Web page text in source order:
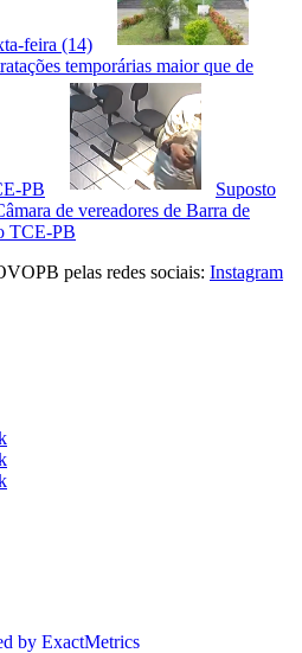
feira (14)
temporárias maior que de
PB
Suposto
de vereadores de Barra de
TCE-PB
pelas redes sociais: Instagram